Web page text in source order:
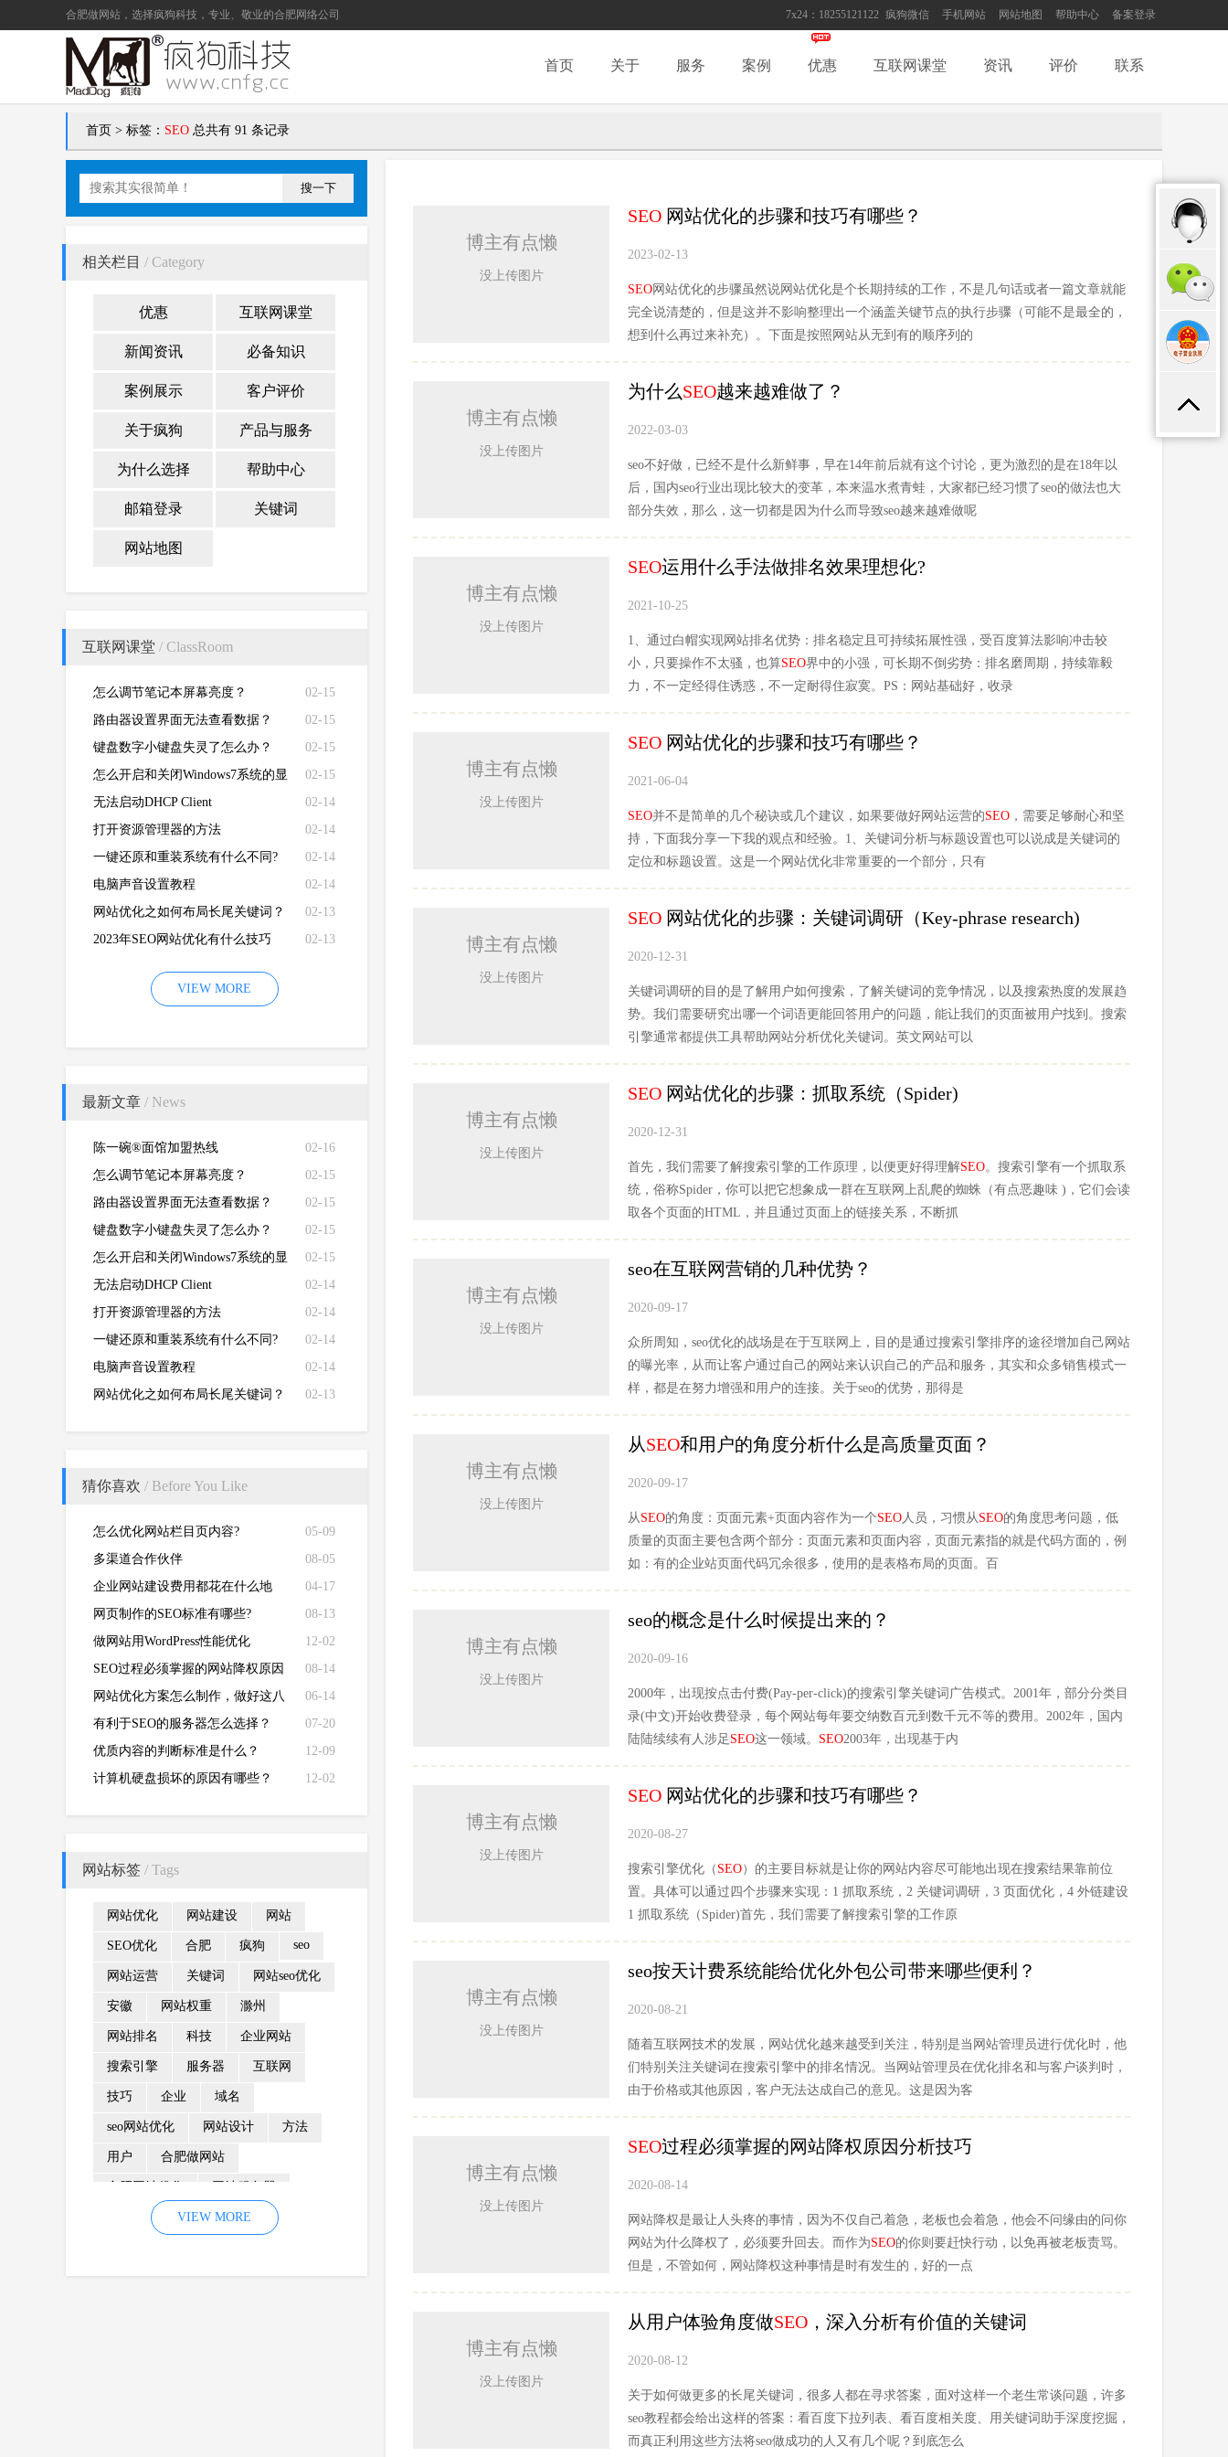
7x24：18255121122 疯狗微信 手机网站 网站地图 帮助中心 备案登录
合肥做网站 ，选择疯狗科技，专业、敬业的合肥网络公司
首页 关于 服务 案例 优惠 互联网课堂 资讯 评价 联系
首页 > 标签： SEO 总共有 91 条记录
搜一下
相关栏目 / Category
优惠 互联网课堂
新闻资讯 必备知识
案例展示 客户评价
关于疯狗 产品与服务
为什么选择 帮助中心
邮箱登录 关键词
网站地图
互联网课堂 / ClassRoom
02-15
怎么调节笔记本屏幕亮度？
02-15
路由器设置界面无法查看数据？
02-15
键盘数字小键盘失灵了怎么办？
02-15
怎么开启和关闭Windows7系统的显
卡硬件加速功能
02-14
无法启动DHCP Client
02-14
打开资源管理器的方法
02-14
一键还原和重装系统有什么不同?
02-14
电脑声音设置教程
02-13
网站优化之如何布局长尾关键词？
02-13
2023年SEO网站优化有什么技巧
VIEW MORE
最新文章 / News
02-16
陈一碗®面馆加盟热线
02-15
怎么调节笔记本屏幕亮度？
02-15
路由器设置界面无法查看数据？
02-15
键盘数字小键盘失灵了怎么办？
02-15
怎么开启和关闭Windows7系统的显
卡硬件加速功能
02-14
无法启动DHCP Client
02-14
打开资源管理器的方法
02-14
一键还原和重装系统有什么不同?
02-14
电脑声音设置教程
02-13
网站优化之如何布局长尾关键词？
猜你喜欢 / Before You Like
05-09
怎么优化网站栏目页内容?
08-05
多渠道合作伙伴
04-17
企业网站建设费用都花在什么地
方？
08-13
网页制作的SEO标准有哪些?
12-02
做网站用WordPress性能优化
08-14
SEO过程必须掌握的网站降权原因
分析技巧
06-14
网站优化方案怎么制作，做好这八
点即可！
07-20
有利于SEO的服务器怎么选择？
12-09
优质内容的判断标准是什么？
12-02
计算机硬盘损坏的原因有哪些？
网站标签 / Tags
网站优化 网站建设 网站
SEO优化 合肥 疯狗 seo
网站运营 关键词 网站seo优化
安徽 网站权重 滁州
网站排名 科技 企业网站
搜索引擎 服务器 互联网
技巧 企业 域名
seo网站优化 网站设计 方法
用户 合肥做网站
优化 网站降权
企业网站建设 效果 页面
VIEW MORE
博主有点懒
没上传图片
SEO 网站优化的步骤和技巧有哪些？
2023-02-13
SEO网站优化的步骤虽然说网站优化是个长期持续的工作，不是几句话或者一篇文章就能
完全说清楚的，但是这并不影响整理出一个涵盖关键节点的执行步骤（可能不是最全的，
想到什么再过来补充）。下面是按照网站从无到有的顺序列的
博主有点懒
没上传图片
为什么SEO越来越难做了？
2022-03-03
seo不好做，已经不是什么新鲜事，早在14年前后就有这个讨论，更为激烈的是在18年以
后，国内seo行业出现比较大的变革，本来温水煮青蛙，大家都已经习惯了seo的做法也大
部分失效，那么，这一切都是因为什么而导致seo越来越难做呢
博主有点懒
没上传图片
SEO运用什么手法做排名效果理想化?
2021-10-25
1、通过白帽实现网站排名优势：排名稳定且可持续拓展性强，受百度算法影响冲击较
小，只要操作不太骚，也算SEO界中的小强，可长期不倒劣势：排名磨周期，持续靠毅
力，不一定经得住诱惑，不一定耐得住寂寞。PS：网站基础好，收录
博主有点懒
没上传图片
SEO 网站优化的步骤和技巧有哪些？
2021-06-04
SEO并不是简单的几个秘诀或几个建议，如果要做好网站运营的SEO ，需要足够耐心和坚
持，下面我分享一下我的观点和经验。1、关键词分析与标题设置也可以说成是关键词的
定位和标题设置。这是一个网站优化非常重要的一个部分，只有
博主有点懒
没上传图片
SEO 网站优化的步骤：关键词调研（Key-phrase research)
2020-12-31
关键词调研的目的是了解用户如何搜索，了解关键词的竞争情况，以及搜索热度的发展趋
势。我们需要研究出哪一个词语更能回答用户的问题，能让我们的页面被用户找到。搜索
引擎通常都提供工具帮助网站分析优化关键词。英文网站可以
博主有点懒
没上传图片
SEO 网站优化的步骤：抓取系统（Spider)
2020-12-31
首先，我们需要了解搜索引擎的工作原理，以便更好得理解SEO。搜索引擎有一个抓取系
统，俗称Spider，你可以把它想象成一群在互联网上乱爬的蜘蛛（有点恶趣味 )，它们会读
取各个页面的HTML，并且通过页面上的链接关系，不断抓
博主有点懒
没上传图片
seo在互联网营销的几种优势？
2020-09-17
众所周知，seo优化的战场是在于互联网上，目的是通过搜索引擎排序的途径增加自己网站
的曝光率，从而让客户通过自己的网站来认识自己的产品和服务，其实和众多销售模式一
样，都是在努力增强和用户的连接。关于seo的优势，那得是
博主有点懒
没上传图片
从SEO和用户的角度分析什么是高质量页面？
2020-09-17
从SEO的角度：页面元素+页面内容作为一个SEO人员，习惯从SEO的角度思考问题，低
质量的页面主要包含两个部分：页面元素和页面内容，页面元素指的就是代码方面的，例
如：有的企业站页面代码冗余很多，使用的是表格布局的页面。百
博主有点懒
没上传图片
seo的概念是什么时候提出来的？
2020-09-16
2000年，出现按点击付费(Pay-per-click)的搜索引擎关键词广告模式。2001年，部分分类目
录(中文)开始收费登录，每个网站每年要交纳数百元到数千元不等的费用。2002年，国内
陆陆续续有人涉足 SEO这一领域。 SEO2003年，出现基于内
博主有点懒
没上传图片
SEO 网站优化的步骤和技巧有哪些？
2020-08-27
搜索引擎优化（ SEO）的主要目标就是让你的网站内容尽可能地出现在搜索结果靠前位
置。具体可以通过四个步骤来实现：1 抓取系统，2 关键词调研，3 页面优化，4 外链建设
1 抓取系统（Spider)首先，我们需要了解搜索引擎的工作原
博主有点懒
没上传图片
seo按天计费系统能给优化外包公司带来哪些便利？
2020-08-21
随着互联网技术的发展，网站优化越来越受到关注，特别是当网站管理员进行优化时，他
们特别关注关键词在搜索引擎中的排名情况。当网站管理员在优化排名和与客户谈判时，
由于价格或其他原因，客户无法达成自己的意见。这是因为客
博主有点懒
没上传图片
SEO过程必须掌握的网站降权原因分析技巧
2020-08-14
网站降权是最让人头疼的事情，因为不仅自己着急，老板也会着急，他会不问缘由的问你
网站为什么降权了，必须要升回去。而作为SEO的你则要赶快行动，以免再被老板责骂。
但是，不管如何，网站降权这种事情是时有发生的，好的一点
博主有点懒
没上传图片
从用户体验角度做SEO ，深入分析有价值的关键词
2020-08-12
关于如何做更多的长尾关键词，很多人都在寻求答案，面对这样一个老生常谈问题，许多
seo教程都会给出这样的答案：看百度下拉列表、看百度相关度、用关键词助手深度挖掘，
而真正利用这些方法将seo做成功的人又有几个呢？到底怎么